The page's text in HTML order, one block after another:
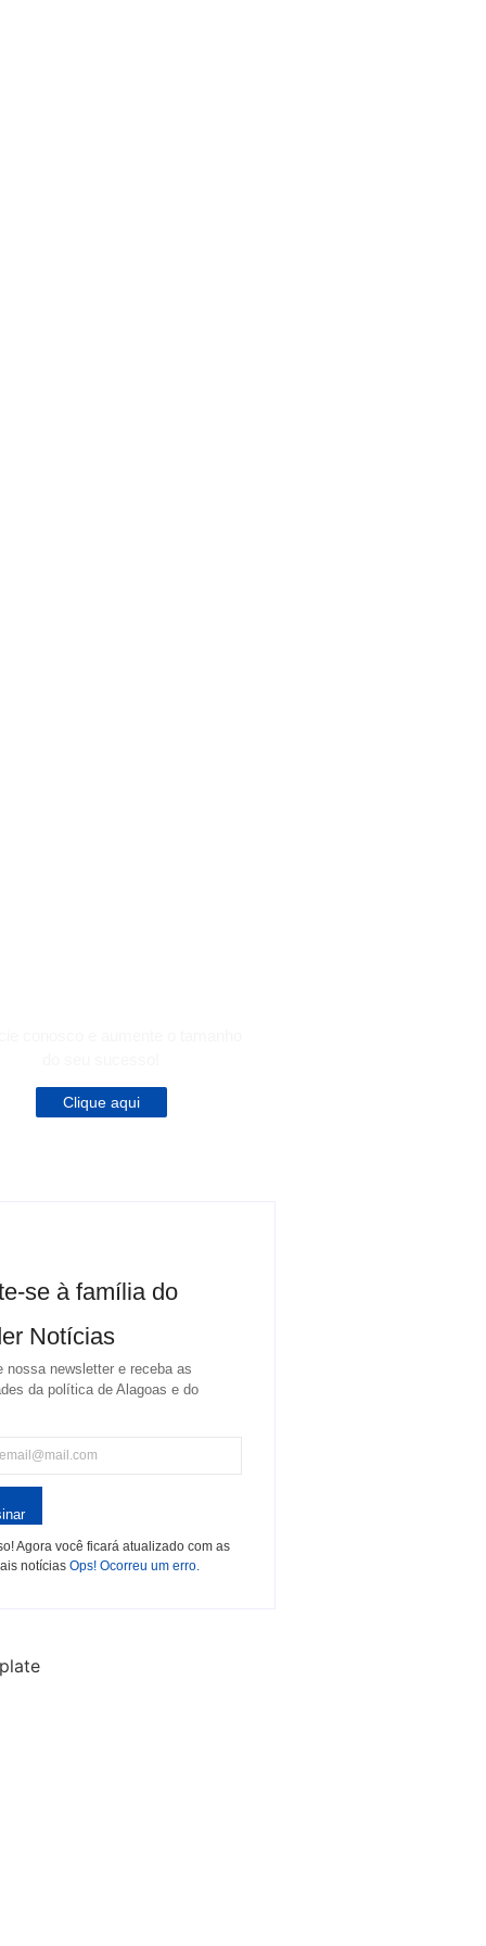
Clique aqui
se à família do
Notícias
nossa newsletter e receba as
da política de Alagoas e do
Agora você ficará atualizado com as
notícias Ops! Ocorreu um erro.